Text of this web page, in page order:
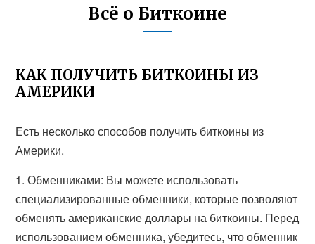
Всё о Биткоине
КАК ПОЛУЧИТЬ БИТКОИНЫ ИЗ
АМЕРИКИ
Есть несколько способов получить биткоины из
Америки.
1. Обменниками: Вы можете использовать
специализированные обменники, которые позволяют
обменять американские доллары на биткоины. Перед
использованием обменника, убедитесь, что обменник